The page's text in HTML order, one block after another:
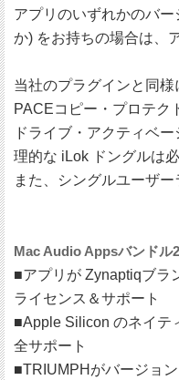
アプリのいずれかのバ
か) をお持ちの場合は、
当社のプラグインと同
PACEコピー・プロテク
ドライブ・アクティベ
理的な iLok ドングルは
また、シングルユーザー
Mac Audio Appsバンドル
■アプリが Zynaptiqブラ
ライセンス＆サポート
■Apple Silicon のネイテ
全サポート
■TRIUMPHがバージョ